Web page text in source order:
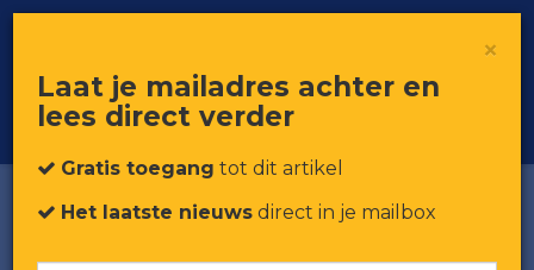
Voor professionals in retail & brands
Toggle
×
Laat je mailadres achter en
lees direct verder
Gratis toegang tot dit artikel
Het laatste nieuws direct in je mailbox